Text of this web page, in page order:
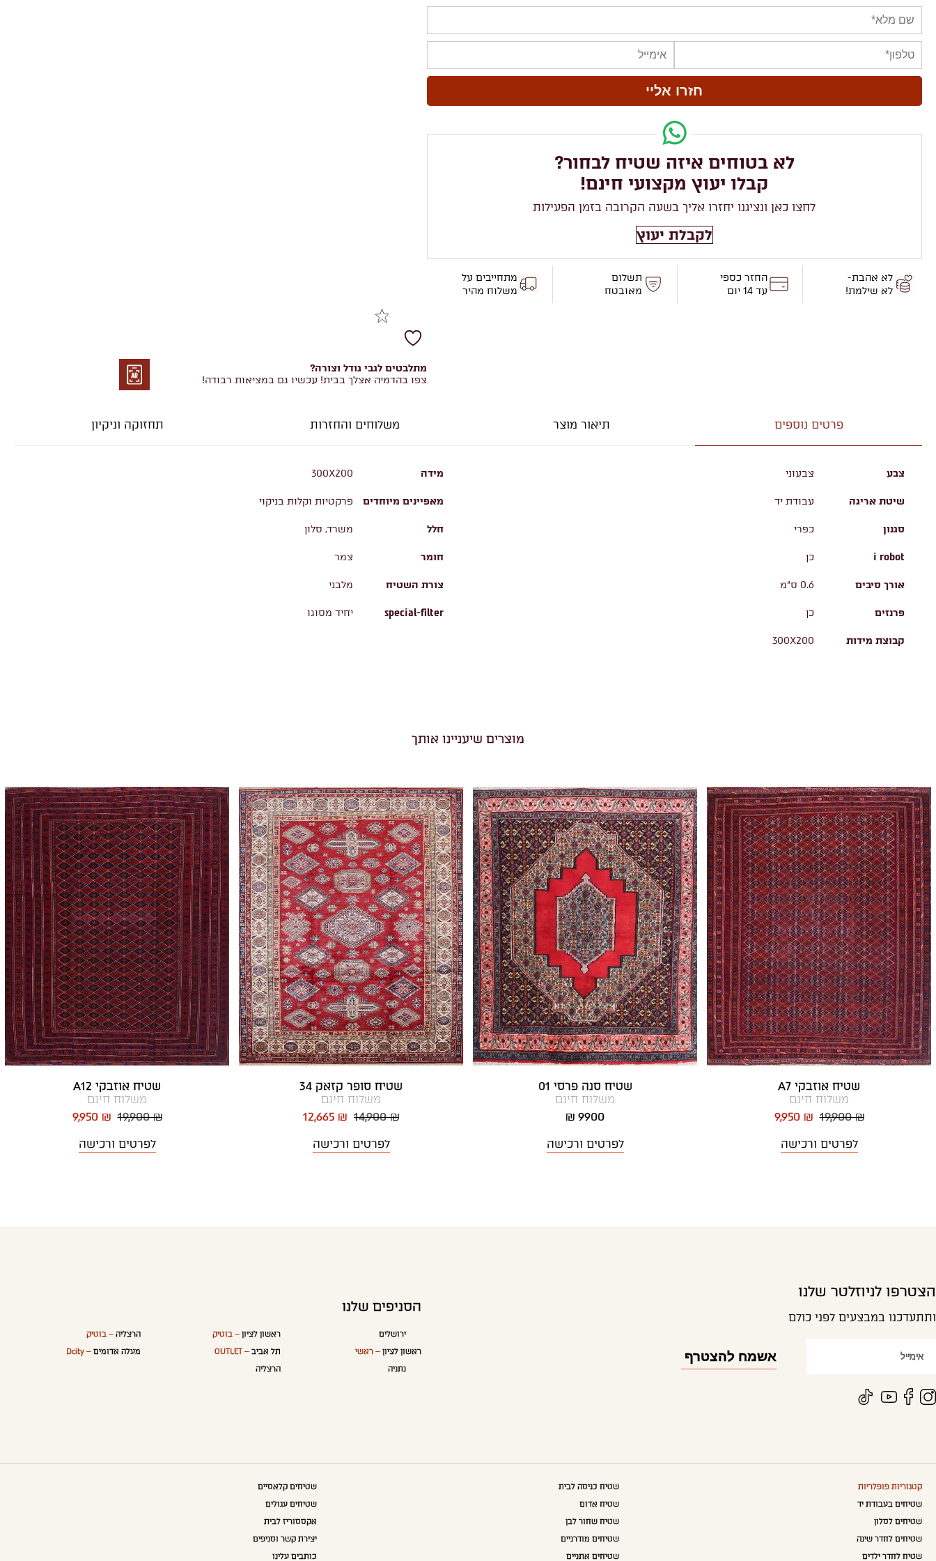
לא בטוחים איזה שטיח לבחור?
קבלו יעוץ מקצועי חינם!
לחצו כאן ונציגנו יחזרו אליך בשעה הקרובה בזמן הפעילות
לקבלת יעוץ
לא אהבת-
לא שילמת!
החזר כספי
עד 14 יום
תשלום
מאובטח
מתחייבים על
משלוח מהיר
מתלבטים לגבי גודל וצורה?
צפו בהדמיה אצלך בבית! עכשיו גם במציאות רבודה!
פרטים נוספים תיאור מוצר משלוחים והחזרות תחזוקה וניקיון
צבע צבעוני מידה 300X200
שיטת אריגה עבודת יד מאפיינים מיוחדים פרקטיות וקלות בניקוי
סגנון כפרי חלל משרד, סלון
i robot כן חומר צמר
אורך סיבים 0.6 ס"מ צורת השטיח מלבני
פרנזים כן special-filter יחיד מסוגו
קבוצת מידות 300X200
מוצרים שיעניינו אותך
שטיח אוזבקי A7
משלוח חינם
19,900 ₪
9,950 ₪
לפרטים ורכישה
שטיח סנה פרסי 01
משלוח חינם
9900 ₪
לפרטים ורכישה
שטיח סופר קזאק 34
משלוח חינם
14,900 ₪
12,665 ₪
לפרטים ורכישה
שטיח אוזבקי A12
משלוח חינם
19,900 ₪
9,950 ₪
לפרטים ורכישה
הצטרפו לניוזלטר שלנו
ותתעדכנו במבצעים לפני כולם
הסניפים שלנו
ירושלים
ראשון לציון – ראשי
נתניה
ראשון לציון– בוטיק
תל אביב– OUTLET
הרצליה
הרצליה– בוטיק
מעלה אדומים – Dcity
קטגוריות פופלריות
שטיחים בעבודת יד
שטיחים לסלון
שטיחים לחדר שינה
שטיח לחדר ילדים
שטיח כניסה לבית
שטיח אדום
שטיח שחור לבן
שטיחים מודרניים
שטיחים אתניים
שטיחים קלאסיים
שטיחים עגולים
אקססוריז לבית
יצירת קשר וסניפים
כותבים עלינו